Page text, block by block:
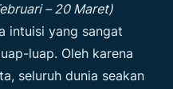
– 20 Maret)
intuisi yang sangat
luap. Oleh karena
seluruh dunia seakan